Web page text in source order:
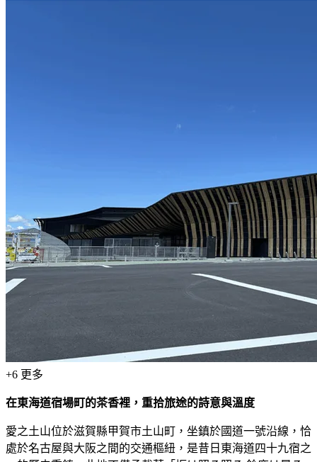
+6 更多
在東海道宿場町的茶香裡，重拾旅途的詩意與溫度
愛之土山位於滋賀縣甲賀市土山町，坐鎮於國道一號沿線，恰
處於名古屋與大阪之間的交通樞紐，是昔日東海道四十九宿之